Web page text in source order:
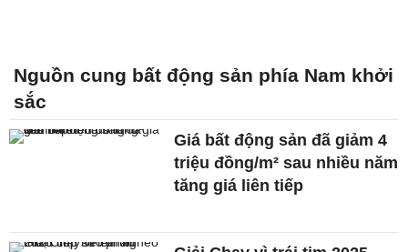
Nguồn cung bất động sản phía Nam khởi
sắc
Giá bất động sản đã giảm 4
triệu đồng/m² sau nhiều năm
tăng giá liên tiếp